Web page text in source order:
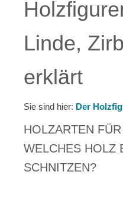
Linde,
erklärt
Sie sind hier: Der
HOLZARTEN
WELCHES HOLZ
SCHNITZEN?